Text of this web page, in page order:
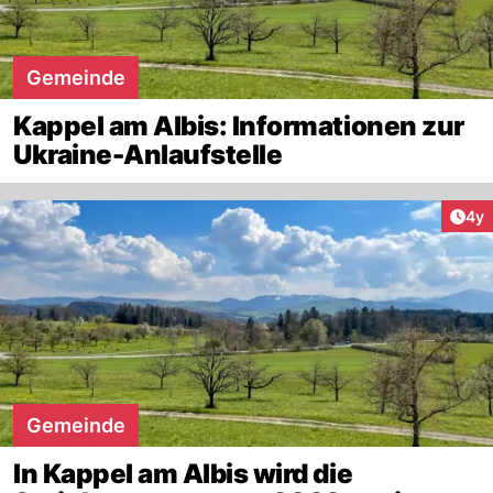
Gemeinde
Kappel am Albis: Informationen zur
Ukraine-Anlaufstelle
4y
Gemeinde
In Kappel am Albis wird die